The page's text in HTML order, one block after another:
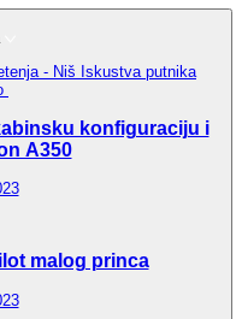
- Niš
Iskustva putnika
konfiguraciju i
A350
malog princa